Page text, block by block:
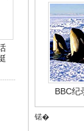
BBC纪
锘�